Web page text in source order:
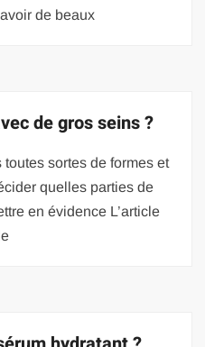
de beaux
de gros seins ?
sortes de formes et
quelles parties de
en évidence L’article